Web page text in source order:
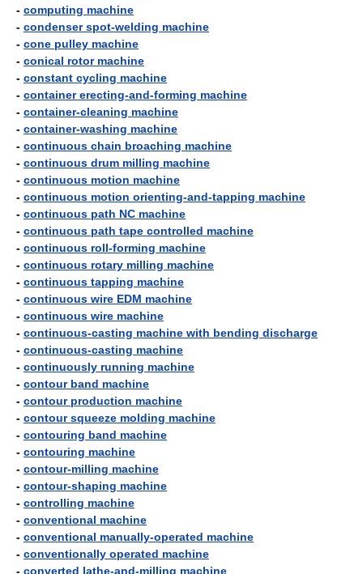
- computing machine
- condenser spot-welding machine
- cone pulley machine
- conical rotor machine
- constant cycling machine
- container erecting-and-forming machine
- container-cleaning machine
- container-washing machine
- continuous chain broaching machine
- continuous drum milling machine
- continuous motion machine
- continuous motion orienting-and-tapping machine
- continuous path NC machine
- continuous path tape controlled machine
- continuous roll-forming machine
- continuous rotary milling machine
- continuous tapping machine
- continuous wire EDM machine
- continuous wire machine
- continuous-casting machine with bending discharge
- continuous-casting machine
- continuously running machine
- contour band machine
- contour production machine
- contour squeeze molding machine
- contouring band machine
- contouring machine
- contour-milling machine
- contour-shaping machine
- controlling machine
- conventional machine
- conventional manually-operated machine
- conventionally operated machine
- converted lathe-and-milling machine